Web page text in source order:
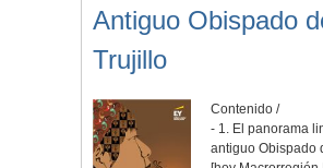
Antiguo Obispado
Trujillo
Contenido /
- 1. El panorama
antiguo Obispado